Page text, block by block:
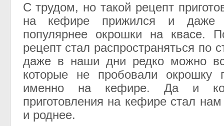
С трудом, но такой рецепт
на кефире прижился и даже
популярнее окрошки на квасе.
рецепт стал распространяться по
даже в наши дни редко можно
которые не пробовали окрошку
именно на кефире. Да и
приготовления на кефире стал
и роднее.